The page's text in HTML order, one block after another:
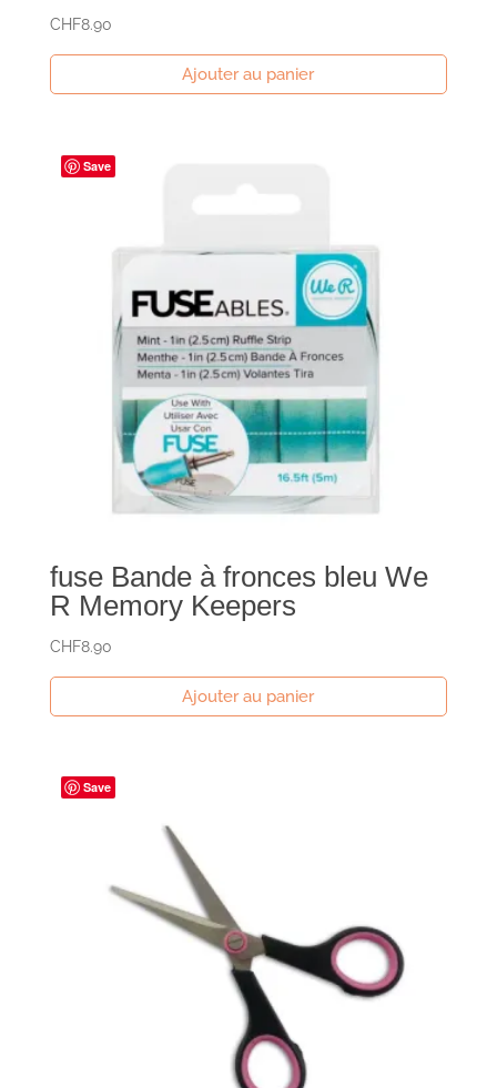
CHF8.90
Ajouter au panier
Save
fuse Bande à fronces bleu We
R Memory Keepers
CHF8.90
Ajouter au panier
Save